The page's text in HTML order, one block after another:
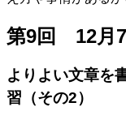
第9回 12月7
よりよい文章を
習（その2）